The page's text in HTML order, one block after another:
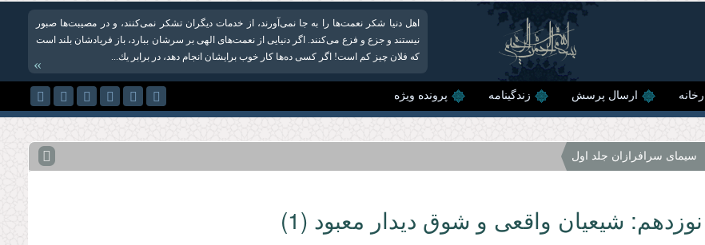
اهل دنیا شكر نعمت‌ها را به جا نمی‌آورند، از خدمات دیگران تشکر نمی‌کنند، و در مصیبت‌ها صبور
نیستند و جزع و فزع می‌کنند. اگر دنیایی از نعمت‌های الهی بر سرشان ببارد، باز فریادشان بلند است
كه فلان چیز كم است! اگر كسی ده‌ها كار خوب برایشان انجام دهد، در برابر یك...
»
ارسال پرسش زندگینامه پرونده ویژه
سیمای سرافرازان جلد اول
نوزدهم: شیعیان واقعی و شوق دیدار معبود (1)